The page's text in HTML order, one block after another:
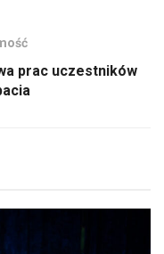
prac uczestników